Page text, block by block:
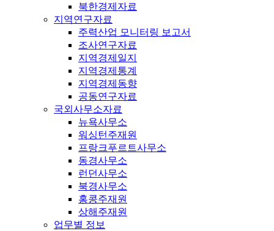
북한경제자료
지역연구자료
주력산업 모니터링 보고서
조사연구자료
지역경제일지
지역경제통계
지역경제동향
공동연구자료
국외사무소자료
뉴욕사무소
워싱턴주재원
프랑크푸르트사무소
동경사무소
런던사무소
북경사무소
홍콩주재원
상해주재원
업무별 정보